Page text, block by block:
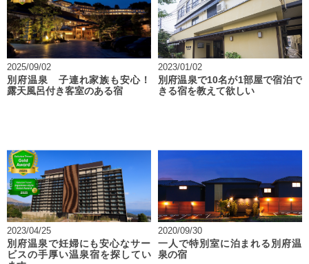
2025/09/02
別府温泉 子連れ家族も安心！
露天風呂付き客室のある宿
2023/01/02
別府温泉で10名が1部屋で宿泊で
きる宿を教えて欲しい
2023/04/25
別府温泉で妊婦にも安心なサー
ビスの手厚い温泉宿を探してい
2020/09/30
一人で特別室に泊まれる別府温
泉の宿